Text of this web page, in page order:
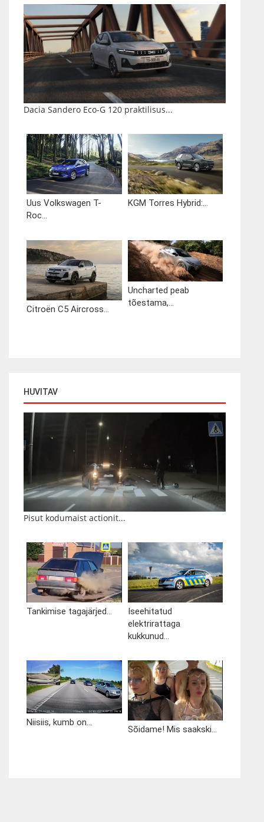
Dacia Sandero Eco-G 120 praktilisus...
Uus Volkswagen T-
Roc...
KGM Torres Hybrid:...
Citroën C5 Aircross...
Uncharted peab
tõestama,...
HUVITAV
Pisut kodumaist actionit...
Tankimise tagajärjed...
Iseehitatud
elektrirattaga
kukkunud...
Niisiis, kumb on...
Sõidame! Mis saakski...